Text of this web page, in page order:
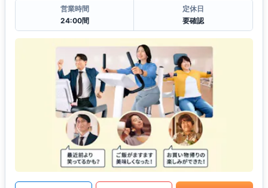
営業時間
24:00間
定休日
要確認